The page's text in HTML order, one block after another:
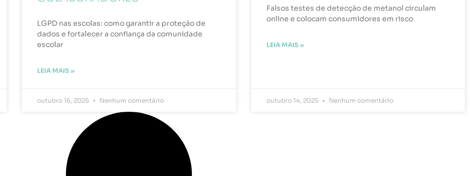
LGPD nas escolas: como garantir a proteção de
dados e fortalecer a confiança da comunidade
escolar
LEIA MAIS »
outubro 16, 2025 Nenhum comentário
Falsos testes de detecção de metanol circulam
online e colocam consumidores em risco
LEIA MAIS »
outubro 14, 2025 Nenhum comentário